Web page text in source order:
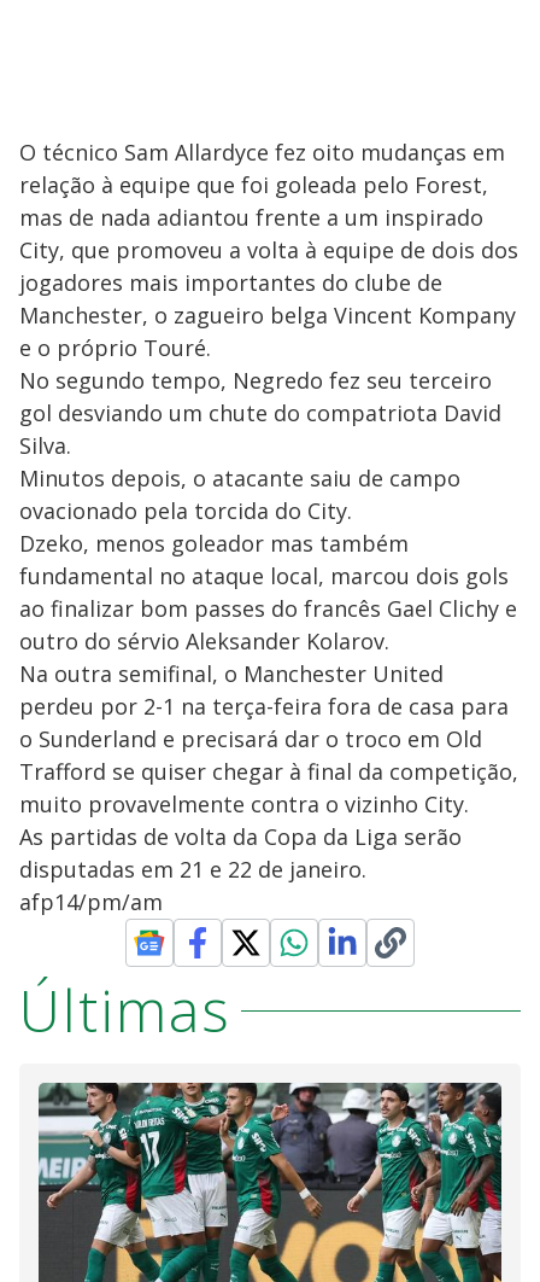
O técnico Sam Allardyce fez oito mudanças em
relação à equipe que foi goleada pelo Forest,
mas de nada adiantou frente a um inspirado
City, que promoveu a volta à equipe de dois dos
jogadores mais importantes do clube de
Manchester, o zagueiro belga Vincent Kompany
e o próprio Touré.
No segundo tempo, Negredo fez seu terceiro
gol desviando um chute do compatriota David
Silva.
Minutos depois, o atacante saiu de campo
ovacionado pela torcida do City.
Dzeko, menos goleador mas também
fundamental no ataque local, marcou dois gols
ao finalizar bom passes do francês Gael Clichy e
outro do sérvio Aleksander Kolarov.
Na outra semifinal, o Manchester United
perdeu por 2-1 na terça-feira fora de casa para
o Sunderland e precisará dar o troco em Old
Trafford se quiser chegar à final da competição,
muito provavelmente contra o vizinho City.
As partidas de volta da Copa da Liga serão
disputadas em 21 e 22 de janeiro.
afp14/pm/am
Últimas